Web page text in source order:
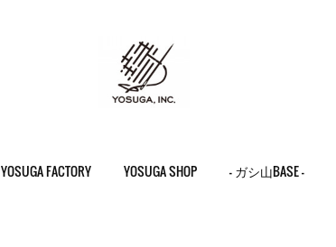
YOSUGA FACTORY YOSUGA SHOP - ガシ山BASE -